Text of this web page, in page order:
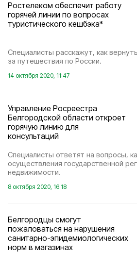
Ростелеком обеспечит работу
горячей линии по вопросах
туристического кешбэка*
Специалисты расскажут, как
за путешествия по России.
14 октября 2020, 11:47
Управление Росреестра
Белгородской области откроет
горячую линию для
консультаций
Специалисты ответят на вопросы,
осуществления государственной
недвижимости.
8 октября 2020, 16:18
Белгородцы смогут
пожаловаться на нарушения
санитарно-эпидемиологических
норм в магазинах